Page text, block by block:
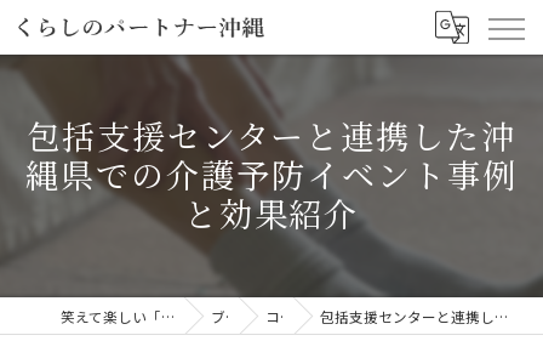
包括支援センターと連携した沖
縄県での介護予防イベント事例
と効果紹介
笑えて楽しい「笑える介護予防体操教室」 ブログ コラム 包括支援センターと連携した沖縄県での介護予防イベント事例と効果紹介